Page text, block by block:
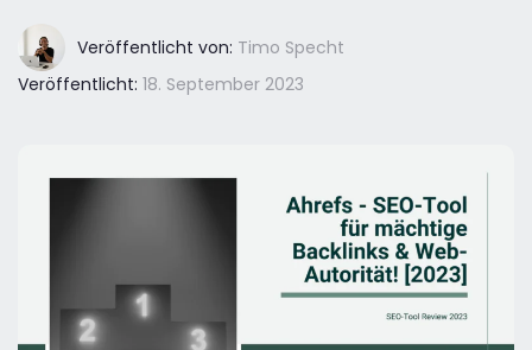
Veröffentlicht von: Timo Specht
Veröffentlicht: 18. September 2023